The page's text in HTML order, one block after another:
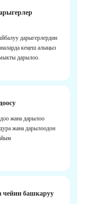
дарыгерлердин
кеңеш алыңыз
дарылоо.
жана дарылоо
жана дарылоодон
башкаруу